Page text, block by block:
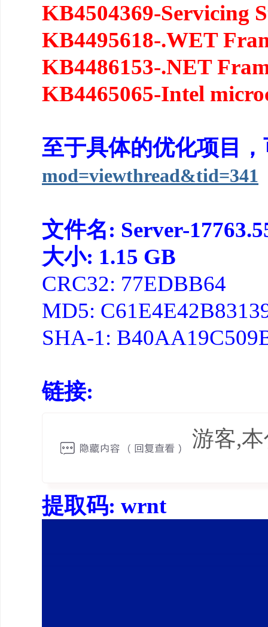
KB4504369-Servicing
KB4495618-.WET
KB4486153-.NET
KB4465065-Intel
至于具体的优化项目
mod=viewthread&tid=341
文件名: Server-
大小: 1.15 GB
CRC32: 77EDBB64
MD5:
SHA-1:
链接:
游客,
提取码: wrnt